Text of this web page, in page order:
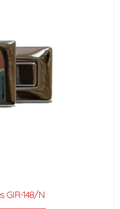
GIR-148/N